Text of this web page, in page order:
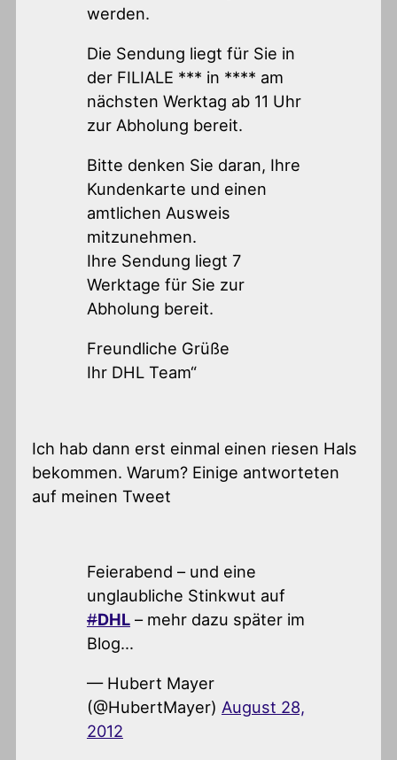
werden.
Die Sendung liegt für Sie in
der FILIALE *** in **** am
nächsten Werktag ab 11 Uhr
zur Abholung bereit.
Bitte denken Sie daran, Ihre
Kundenkarte und einen
amtlichen Ausweis
mitzunehmen.
Ihre Sendung liegt 7
Werktage für Sie zur
Abholung bereit.
Freundliche Grüße
Ihr DHL Team“
Ich hab dann erst einmal einen riesen Hals
bekommen. Warum? Einige antworteten
auf meinen Tweet
Feierabend – und eine
unglaubliche Stinkwut auf
#DHL– mehr dazu später im
Blog…
— Hubert Mayer
(@HubertMayer) August 28,
2012